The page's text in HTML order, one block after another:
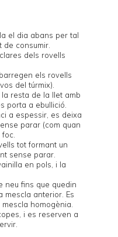
el dia abans per tal
de consumir.
dels rovells
els rovells
del túrmix).
resta de la llet amb
porta a ebullició.
a espessir, es deixa
parar (com quan
tot formant un
sense parar.
en pols, i la
neu fins que quedin
mescla anterior. Es
homogènia.
i es reserven a